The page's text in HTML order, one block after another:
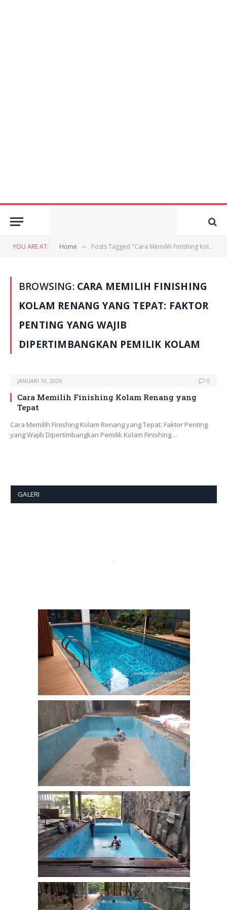
YOU ARE AT: Home » Posts Tagged "Cara Memilih Finishing Kolam Renang yang Tepat: Faktor Penting yang Wajib Dipertimbangkan Pemilik Kolam"
BROWSING: CARA MEMILIH FINISHING
KOLAM RENANG YANG TEPAT: FAKTOR
PENTING YANG WAJIB
DIPERTIMBANGKAN PEMILIK KOLAM
JANUARI 10, 2026 0
Cara Memilih Finishing Kolam Renang yang
Tepat
Cara Memilih Finishing Kolam Renang yang Tepat: Faktor Penting
yang Wajib Dipertimbangkan Pemilik Kolam Finishing…
GALERI